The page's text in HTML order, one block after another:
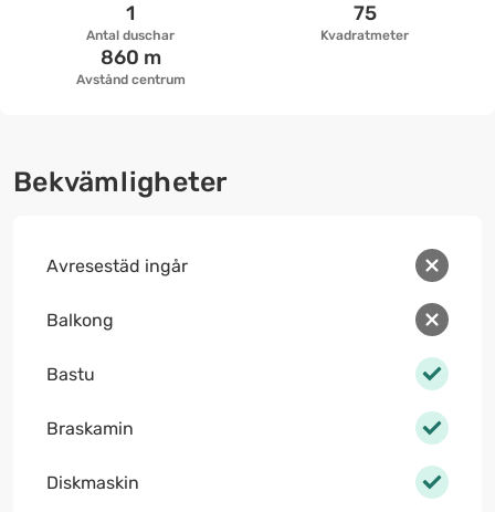
Antal duschar
1
Kvadratmeter
75
Avstånd centrum
860 m
Bekvämligheter
Avresestäd ingår
Balkong
Bastu
Braskamin
Diskmaskin